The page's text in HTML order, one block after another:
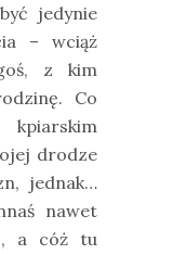
jedynie
– wciąż
z kim
Co
drodze
jednak…
nawet
a cóż tu